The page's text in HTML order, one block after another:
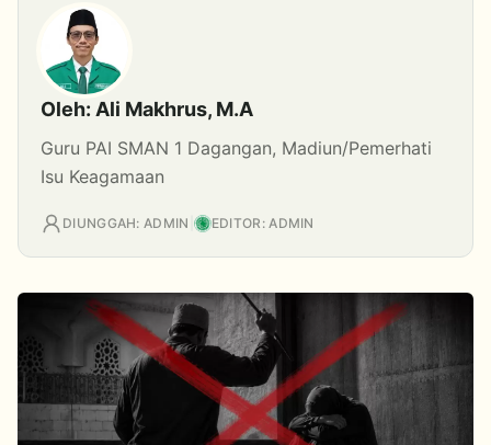
Oleh: Ali Makhrus, M.A
Guru PAI SMAN 1 Dagangan, Madiun/Pemerhati
Isu Keagamaan
DIUNGGAH: ADMIN EDITOR: ADMIN